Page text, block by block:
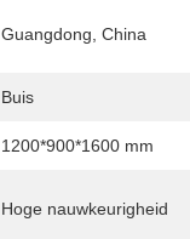
Guangdong, China
Buis
1200*900*1600 mm
Hoge nauwkeurigheid